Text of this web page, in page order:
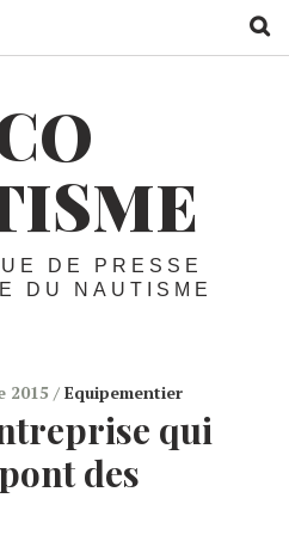
DE PRESSE
DU NAUTISME
2015 Equipementier
qui
des